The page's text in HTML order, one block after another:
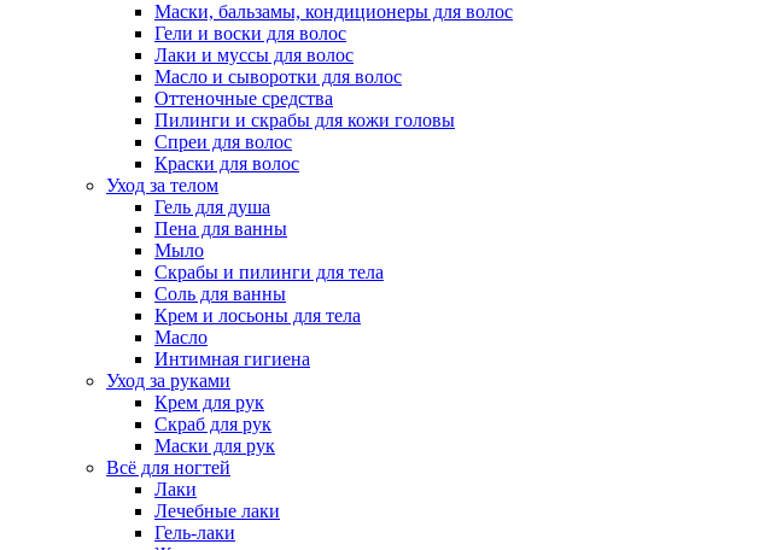
Маски, бальзамы, кондиционеры для волос
Гели и воски для волос
Лаки и муссы для волос
Масло и сыворотки для волос
Оттеночные средства
Пилинги и скрабы для кожи головы
Спреи для волос
Краски для волос
Уход за телом
Гель для душа
Пена для ванны
Мыло
Скрабы и пилинги для тела
Соль для ванны
Крем и лосьоны для тела
Масло
Интимная гигиена
Уход за руками
Крем для рук
Скраб для рук
Маски для рук
Всё для ногтей
Лаки
Лечебные лаки
Гель-лаки